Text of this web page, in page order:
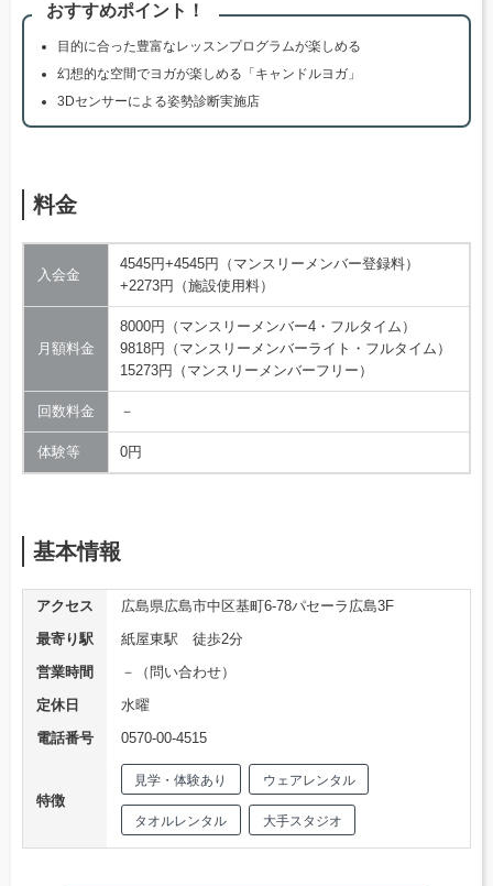
おすすめポイント！
目的に合った豊富なレッスンプログラムが楽しめる
幻想的な空間でヨガが楽しめる「キャンドルヨガ」
3Dセンサーによる姿勢診断実施店
料金
入会金
4545円+4545円（マンスリーメンバー登録料）
+2273円（施設使用料）
月額料金
8000円（マンスリーメンバー4・フルタイム）
9818円（マンスリーメンバーライト・フルタイム）
15273円（マンスリーメンバーフリー）
回数料金 －
体験等 0円
基本情報
アクセス
広島県広島市中区基町6-78パセーラ広島3F
最寄り駅
紙屋東駅 徒歩2分
営業時間
－（問い合わせ）
定休日
水曜
電話番号
0570-00-4515
特徴
見学・体験あり ウェアレンタル
タオルレンタル 大手スタジオ